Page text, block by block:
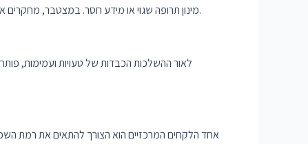
מינון תרופה שגוי או מידע חסר. במצטבר, מחקרים אלו ממחישים שדיוק ובהירות הם עניין של בטיחות חיים: מדריך לא ברור או שגוי איננו רק "מסמך לא מוצלח" – הוא גורם סיכון ממשי למטופלים.
לאור ההשלכות הכבדות של טעויות ועמימות,
אחד הלקחים המרכזיים הוא הצורך להתאים את רמת